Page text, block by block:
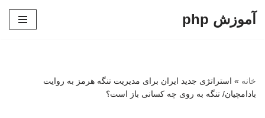
آموزش php
خانه » استراتژی جدید ایران برای مدیریت تنگه هرمز به روایت
بادامچیان/ تنگه به روی چه کسانی باز است؟